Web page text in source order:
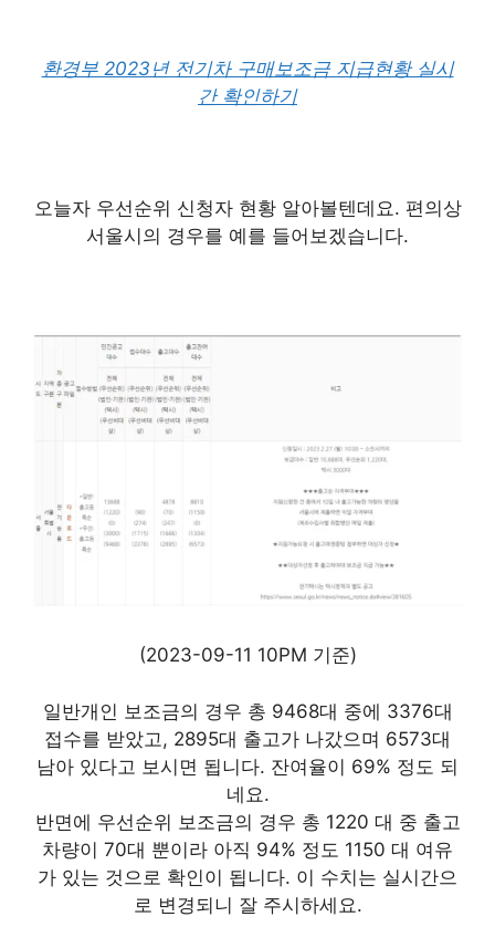
환경부 2023년 전기차 구매보조금 지급현황 실시
간 확인하기
오늘자 우선순위 신청자 현황 알아볼텐데요. 편의상
서울시의 경우를 예를 들어보겠습니다.
(2023-09-11 10PM 기준)
일반개인 보조금의 경우 총 9468대 중에 3376대
접수를 받았고, 2895대 출고가 나갔으며 6573대
남아 있다고 보시면 됩니다. 잔여율이 69% 정도 되
네요.
반면에 우선순위 보조금의 경우 총 1220 대 중 출고
차량이 70대 뿐이라 아직 94% 정도 1150 대 여유
가 있는 것으로 확인이 됩니다. 이 수치는 실시간으
로 변경되니 잘 주시하세요.